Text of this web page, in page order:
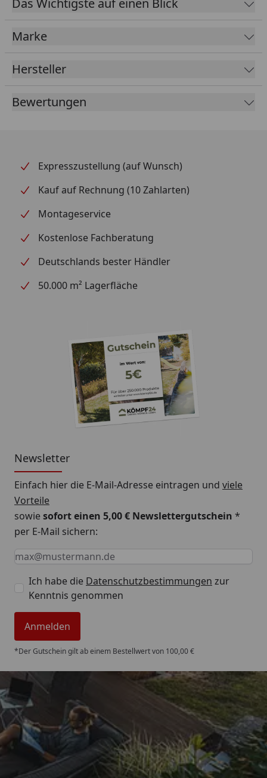
mit der Hand waschen und auf derWäscheleine
Das Wichtigste auf einen Blick
Marke
Hersteller
Bewertungen
Expresszustellung (auf Wunsch)
Kauf auf Rechnung (10 Zahlarten)
Montageservice
Kostenlose Fachberatung
Deutschlands bester Händler
50.000 m² Lagerfläche
Newsletter
Einfach hier die E-Mail-Adresse eintragen und viele
Vorteile
sowiesofort einen 5,00 € Newslettergutschein *
per E-Mail sichern:
Keine Eingabe erforderlich
Eingabe erforderlich
E-Mail *
Ich habe die Datenschutzbestimmungen zur
Kenntnis genommen
Anmelden
*Der Gutschein gilt ab einem Bestellwert von 100,00 €
Trusted Shops
4,85/ 5